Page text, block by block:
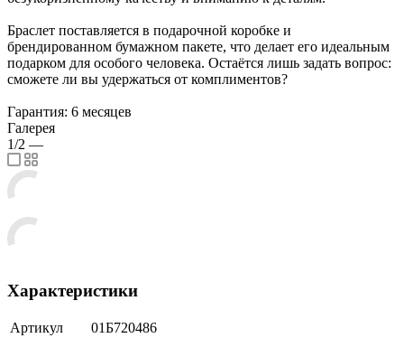
Браслет поставляется в подарочной коробке и
брендированном бумажном пакете, что делает его идеальным
подарком для особого человека. Остаётся лишь задать вопрос:
сможете ли вы удержаться от комплиментов?
Гарантия: 6 месяцев
Галерея
1/2 —
Характеристики
Артикул
01Б720486